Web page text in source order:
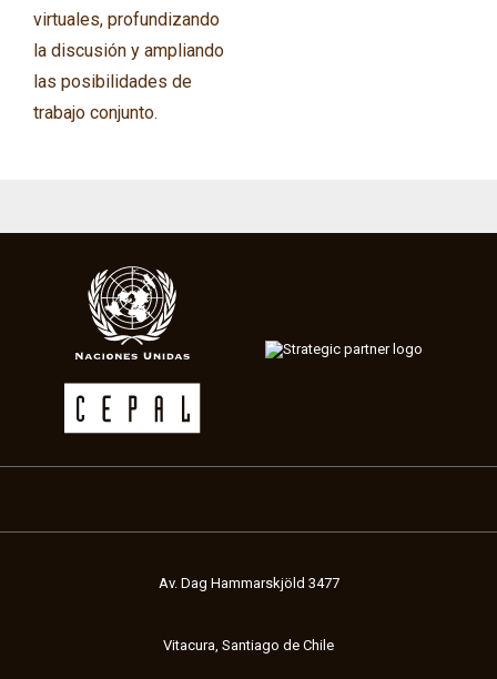
virtuales, profundizando
la discusión y ampliando
las posibilidades de
trabajo conjunto.
Av. Dag Hammarskjöld 3477
Vitacura, Santiago de Chile